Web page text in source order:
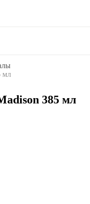
мл
385 мл